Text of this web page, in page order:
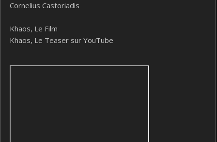
Cornelius Castoriadis
Khaos, Le Film
Khaos, Le Teaser sur YouTube